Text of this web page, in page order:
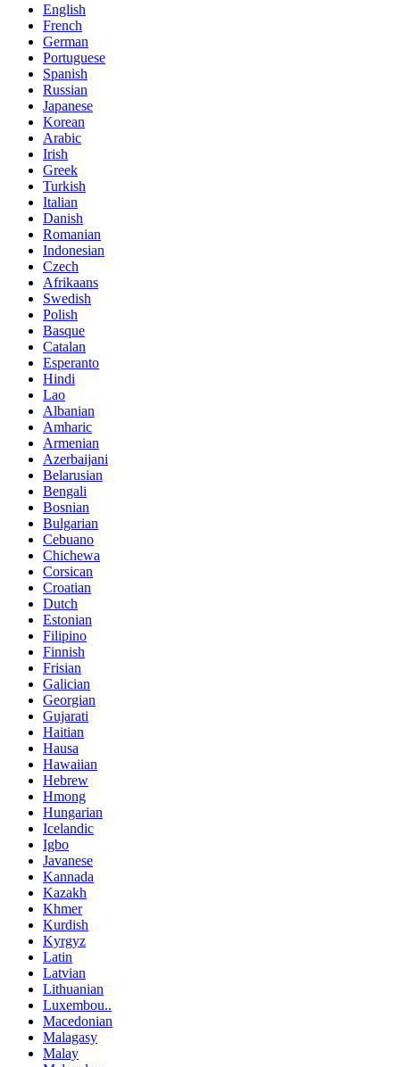
English
French
German
Portuguese
Spanish
Russian
Japanese
Korean
Arabic
Irish
Greek
Turkish
Italian
Danish
Romanian
Indonesian
Czech
Afrikaans
Swedish
Polish
Basque
Catalan
Esperanto
Hindi
Lao
Albanian
Amharic
Armenian
Azerbaijani
Belarusian
Bengali
Bosnian
Bulgarian
Cebuano
Chichewa
Corsican
Croatian
Dutch
Estonian
Filipino
Finnish
Frisian
Galician
Georgian
Gujarati
Haitian
Hausa
Hawaiian
Hebrew
Hmong
Hungarian
Icelandic
Igbo
Javanese
Kannada
Kazakh
Khmer
Kurdish
Kyrgyz
Latin
Latvian
Lithuanian
Luxembou..
Macedonian
Malagasy
Malay